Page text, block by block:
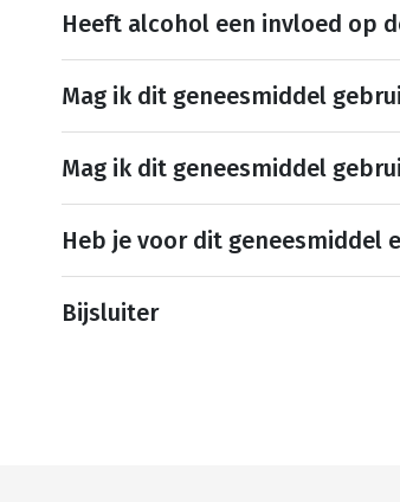
Heeft alcohol een invloed op
Mag ik dit geneesmiddel
Mag ik dit geneesmiddel
Heb je voor dit geneesmiddel
Bijsluiter